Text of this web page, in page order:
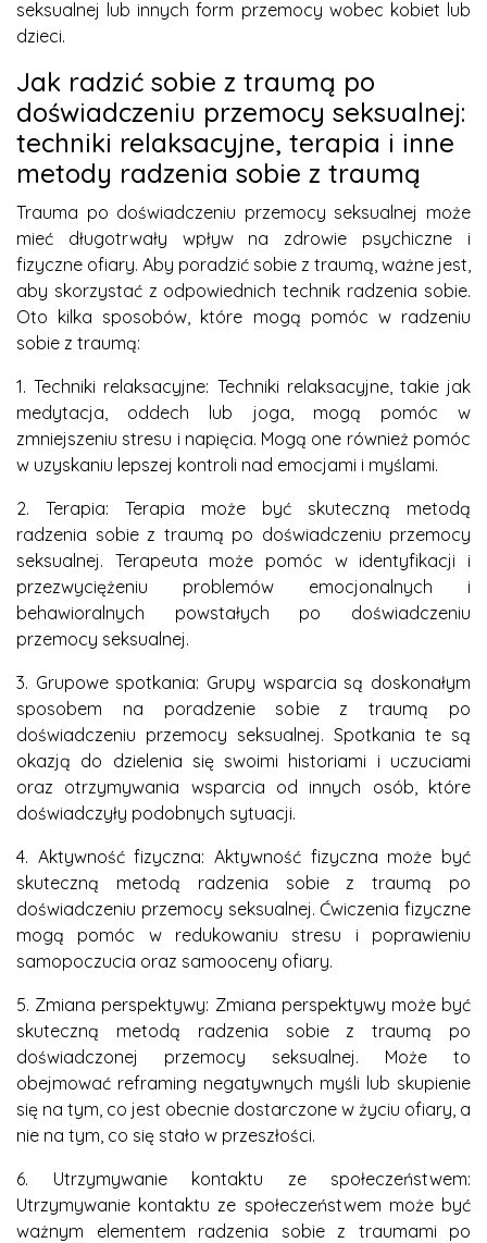
seksualnej lub innych form przemocy wobec kobiet lub
dzieci.
Jak radzić sobie z traumą po
doświadczeniu przemocy seksualnej:
techniki relaksacyjne, terapia i inne
metody radzenia sobie z traumą
Trauma po doświadczeniu przemocy seksualnej może
mieć długotrwały wpływ na zdrowie psychiczne i
fizyczne ofiary. Aby poradzić sobie z traumą, ważne jest,
aby skorzystać z odpowiednich technik radzenia sobie.
Oto kilka sposobów, które mogą pomóc w radzeniu
sobie z traumą:
1. Techniki relaksacyjne: Techniki relaksacyjne, takie jak
medytacja, oddech lub joga, mogą pomóc w
zmniejszeniu stresu i napięcia. Mogą one również pomóc
w uzyskaniu lepszej kontroli nad emocjami i myślami.
2. Terapia: Terapia może być skuteczną metodą
radzenia sobie z traumą po doświadczeniu przemocy
seksualnej. Terapeuta może pomóc w identyfikacji i
przezwyciężeniu problemów emocjonalnych i
behawioralnych powstałych po doświadczeniu
przemocy seksualnej.
3. Grupowe spotkania: Grupy wsparcia są doskonałym
sposobem na poradzenie sobie z traumą po
doświadczeniu przemocy seksualnej. Spotkania te są
okazją do dzielenia się swoimi historiami i uczuciami
oraz otrzymywania wsparcia od innych osób, które
doświadczyły podobnych sytuacji.
4. Aktywność fizyczna: Aktywność fizyczna może być
skuteczną metodą radzenia sobie z traumą po
doświadczeniu przemocy seksualnej. Ćwiczenia fizyczne
mogą pomóc w redukowaniu stresu i poprawieniu
samopoczucia oraz samooceny ofiary.
5. Zmiana perspektywy: Zmiana perspektywy może być
skuteczną metodą radzenia sobie z traumą po
doświadczonej przemocy seksualnej. Może to
obejmować reframing negatywnych myśli lub skupienie
się na tym, co jest obecnie dostarczone w życiu ofiary, a
nie na tym, co się stało w przeszłości.
6. Utrzymywanie kontaktu ze społeczeństwem:
Utrzymywanie kontaktu ze społeczeństwem może być
ważnym elementem radzenia sobie z traumami po